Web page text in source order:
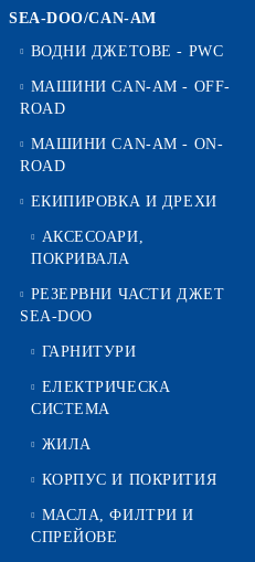
SEA-DOO/CAN-AM
ВОДНИ ДЖЕТОВЕ - PWC
МАШИНИ CAN-AM - OFF-
ROAD
МАШИНИ CAN-AM - ON-
ROAD
ЕКИПИРОВКА И ДРЕХИ
АКСЕСОАРИ,
ПОКРИВАЛА
РЕЗЕРВНИ ЧАСТИ ДЖЕТ
SEA-DOO
ГАРНИТУРИ
ЕЛЕКТРИЧЕСКА
СИСТЕМА
ЖИЛА
КОРПУС И ПОКРИТИЯ
МАСЛА, ФИЛТРИ И
СПРЕЙОВЕ